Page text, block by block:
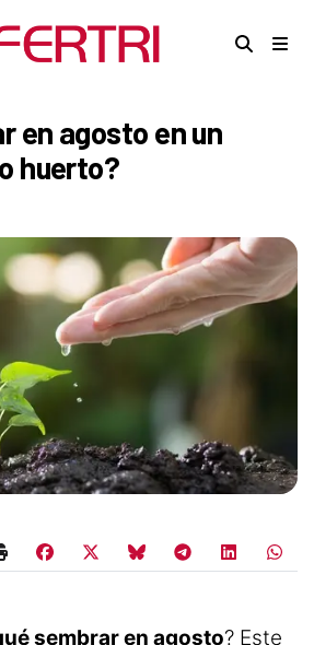
en agosto en un
huerto?
sembrar en agosto? Este